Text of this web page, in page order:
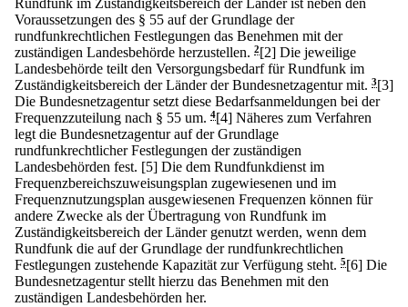
Rundfunk im Zuständigkeitsbereich der Länder ist neben den
Voraussetzungen des § 55 auf der Grundlage der
rundfunkrechtlichen Festlegungen das Benehmen mit der
zuständigen Landesbehörde herzustellen. 2[2] Die jeweilige
Landesbehörde teilt den Versorgungsbedarf für Rundfunk im
Zuständigkeitsbereich der Länder der Bundesnetzagentur mit. 3[3]
Die Bundesnetzagentur setzt diese Bedarfsanmeldungen bei der
Frequenzzuteilung nach § 55 um. 4[4] Näheres zum Verfahren
legt die Bundesnetzagentur auf der Grundlage
rundfunkrechtlicher Festlegungen der zuständigen
Landesbehörden fest. [5] Die dem Rundfunkdienst im
Frequenzbereichszuweisungsplan zugewiesenen und im
Frequenznutzungsplan ausgewiesenen Frequenzen können für
andere Zwecke als der Übertragung von Rundfunk im
Zuständigkeitsbereich der Länder genutzt werden, wenn dem
Rundfunk die auf der Grundlage der rundfunkrechtlichen
Festlegungen zustehende Kapazität zur Verfügung steht. 5[6] Die
Bundesnetzagentur stellt hierzu das Benehmen mit den
zuständigen Landesbehörden her.